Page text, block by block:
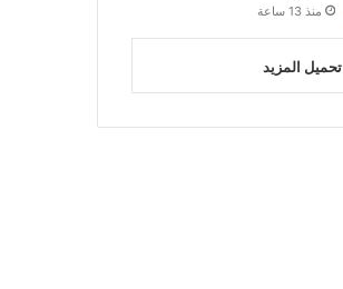
منذ 13 ساعة
تحميل المزيد